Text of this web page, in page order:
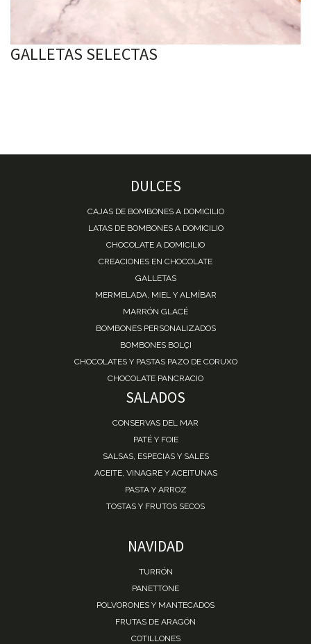
GALLETAS SELECTAS
DULCES
CAJAS DE BOMBONES A DOMICILIO
LATAS DE BOMBONES A DOMICILIO
CHOCOLATE A DOMICILIO
CREACIONES EN CHOCOLATE
GALLETAS
MERMELADA, MIEL Y ALMÍBAR
MARRÓN GLACÉ
BOMBONES PERSONALIZADOS
BOMBONES BOLÇI
CHOCOLATES Y PASTAS PAZO DE CORUXO
CHOCOLATE PANCRACIO
SALADOS
CONSERVAS DEL MAR
PATÉ Y FOIE
SALSAS, ESPECIAS Y SALES
ACEITE, VINAGRE Y ACEITUNAS
PASTA Y ARROZ
TOSTAS Y FRUTOS SECOS
NAVIDAD
TURRÓN
PANETTONE
POLVORONES Y MANTECADOS
FRUTAS DE ARAGÓN
COTILLONES